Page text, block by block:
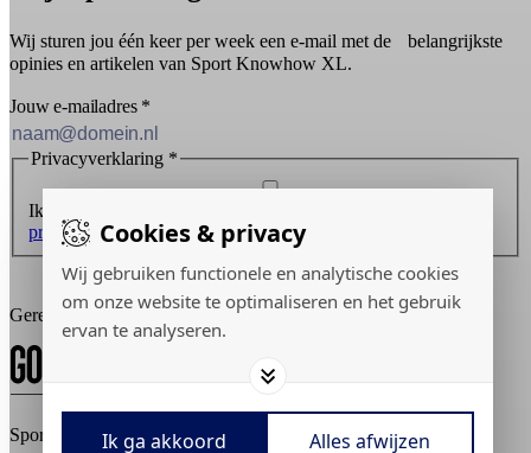
Cookies & privacy
Wij gebruiken functionele en analytische cookies
om onze website te optimaliseren en het gebruik
ervan te analyseren.
Ik ga akkoord Alles afwijzen
Wij sturen jou één keer per week een e-mail met de belangrijkste
opinies en artikelen van Sport Knowhow XL.
Jouw e-mailadres *
Privacyverklaring *
Ik ontvang graag de nieuwsbrief en ga akkoord met de
privacyverklaring.
Inschrijven
Gerealiseerd door:
Sport Knowhow XL © 2026